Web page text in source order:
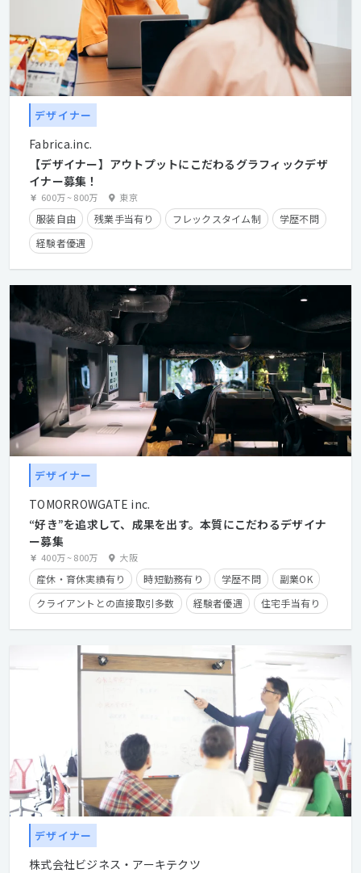
デザイナー
Fabrica.inc.
【デザイナー】アウトプットにこだわるグラフィックデザ
イナー募集！
600万~800万 東京
服装自由 残業手当有り フレックスタイム制
学歴不問
経験者優遇
デザイナー
TOMORROWGATE inc.
“好き”を追求して、成果を出す。本質にこだわるデザイナ
ー募集
400万~800万 大阪
産休・育休実績有り 時短勤務有り 学歴不問
副業OK
クライアントとの直接取引多数
経験者優遇
住宅手当有り
フレックスタイム制
デザイナー
株式会社ビジネス・アーキテクツ